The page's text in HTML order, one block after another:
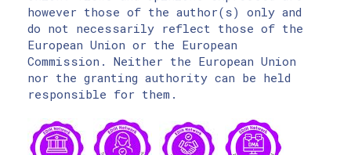
however those of the author(s) only and
do not necessarily reflect those of the
European Union or the European
Commission. Neither the European Union
nor the granting authority can be held
responsible for them.